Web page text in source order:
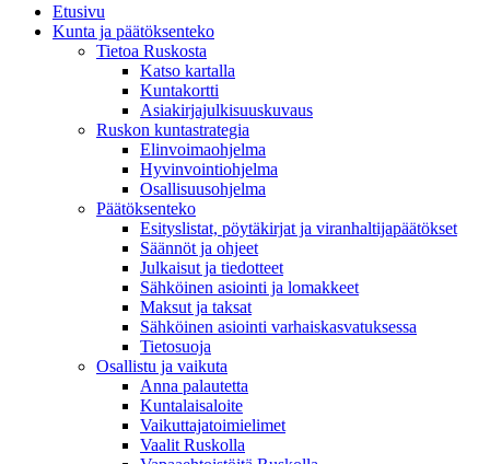
Etusivu
Kunta ja päätöksenteko
Tietoa Ruskosta
Katso kartalla
Kuntakortti
Asiakirjajulkisuuskuvaus
Ruskon kuntastrategia
Elinvoimaohjelma
Hyvinvointiohjelma
Osallisuusohjelma
Päätöksenteko
Esityslistat, pöytäkirjat ja viranhaltijapäätökset
Säännöt ja ohjeet
Julkaisut ja tiedotteet
Sähköinen asiointi ja lomakkeet
Maksut ja taksat
Sähköinen asiointi varhaiskasvatuksessa
Tietosuoja
Osallistu ja vaikuta
Anna palautetta
Kuntalaisaloite
Vaikuttajatoimielimet
Vaalit Ruskolla